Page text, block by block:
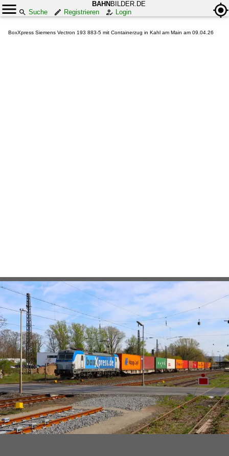
BAHN BILDER.DE
Suche
Registrieren Login
BoxXpress Siemens Vectron 193 883-5 mit Containerzug in Kahl am Main am 09.04.26